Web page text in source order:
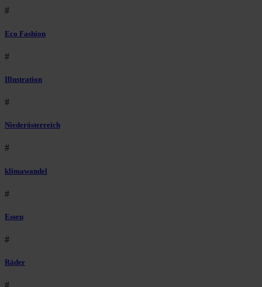
#
Eco Fashion
#
Illustration
#
Niederösterreich
#
klimawandel
#
Essen
#
Räder